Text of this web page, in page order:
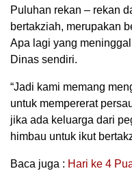
Puluhan rekan – rekan
bertakziah, merupakan
Apa lagi yang
Dinas sendiri.
“Jadi kami memang
untuk mempererat
jika ada keluarga dari
himbau untuk ikut
Baca juga : Hari ke 4